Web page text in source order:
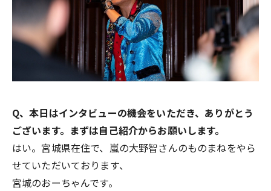
Q、本日はインタビューの機会をいただき、ありがとう
ございます。まずは自己紹介からお願いします。
はい。宮城県在住で、嵐の大野智さんのものまねをやら
せていただいております、
宮城のおーちゃんです。